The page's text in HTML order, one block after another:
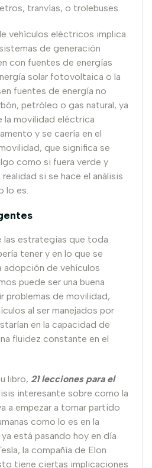
tranvías, o trolebuses.
vehículos eléctricos implica
de generación
con fuentes de energías
solar fotovoltaica o la
fuentes de energía no
petróleo o gas natural, ya
la movilidad eléctrica
y se caería en el
que significa se
como si fuera verde y
si se hace el análisis
lo es.
las estrategias que toda
tener y en lo que se
adopción de vehículos
puede ser una buena
problemas de movilidad,
al ser manejados por
en la capacidad de
fluidez constante en el
libro, 21 lecciones para el
interesante sobre como la
a empezar a tomar partido
como lo es en la
está pasando hoy en día
la compañía de Elon
tiene ciertas implicaciones